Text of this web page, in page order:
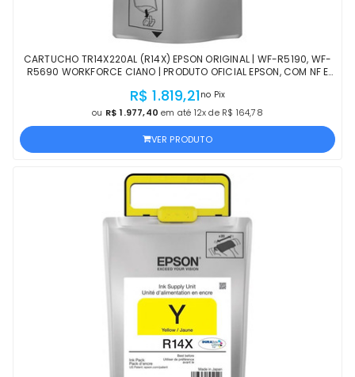
CARTUCHO TR14X220AL (R14X) EPSON ORIGINAL | WF-R5190, WF-
R5690 WORKFORCE CIANO | PRODUTO OFICIAL EPSON, COM NF E
R$ 1.819,21no Pix
ou R$ 1.977,40 em até 12x de R$ 164,78
VER PRODUTO